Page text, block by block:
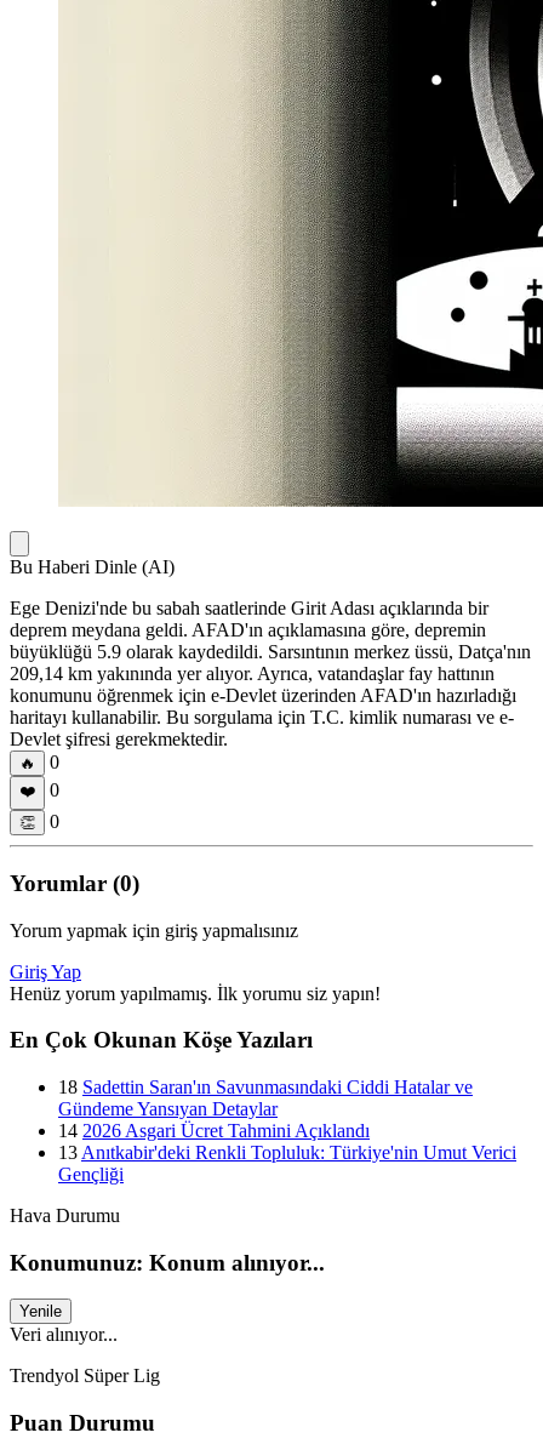
Bu Haberi Dinle (AI)
Ege Denizi'nde bu sabah saatlerinde Girit Adası açıklarında bir
deprem meydana geldi. AFAD'ın açıklamasına göre, depremin
büyüklüğü 5.9 olarak kaydedildi. Sarsıntının merkez üssü, Datça'nın
209,14 km yakınında yer alıyor. Ayrıca, vatandaşlar fay hattının
konumunu öğrenmek için e-Devlet üzerinden AFAD'ın hazırladığı
haritayı kullanabilir. Bu sorgulama için T.C. kimlik numarası ve e-
Devlet şifresi gerekmektedir.
🔥 0
❤️ 0
👏 0
Yorumlar (0)
Yorum yapmak için giriş yapmalısınız
Giriş Yap
Henüz yorum yapılmamış. İlk yorumu siz yapın!
En Çok Okunan Köşe Yazıları
18 Sadettin Saran'ın Savunmasındaki Ciddi Hatalar ve
Gündeme Yansıyan Detaylar
14 2026 Asgari Ücret Tahmini Açıklandı
13 Anıtkabir'deki Renkli Topluluk: Türkiye'nin Umut Verici
Gençliği
Hava Durumu
Konumunuz: Konum alınıyor...
Yenile
Veri alınıyor...
Trendyol Süper Lig
Puan Durumu